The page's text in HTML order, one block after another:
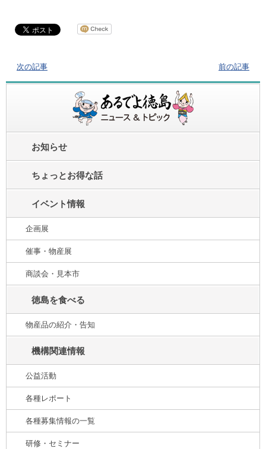
次の記事 前の記事
お知らせ
ちょっとお得な話
イベント情報
企画展
催事・物産展
商談会・見本市
徳島を食べる
物産品の紹介・告知
機構関連情報
公益活動
各種レポート
各種募集情報の一覧
研修・セミナー